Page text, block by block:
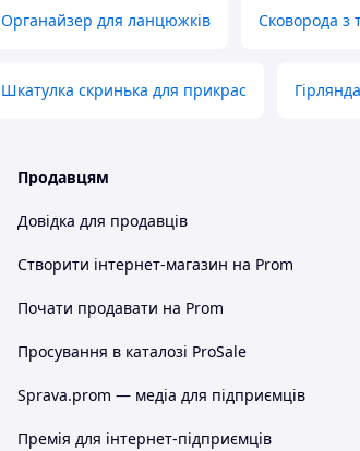
Органайзер для ланцюжків Сковорода з
Шкатулка скринька для прикрас
Продавцям
Довідка для продавців
Створити інтернет-магазин на Prom
Почати продавати на Prom
Просування в каталозі ProSale
Sprava.prom — медіа для підприємців
Премія для інтернет-підприємців